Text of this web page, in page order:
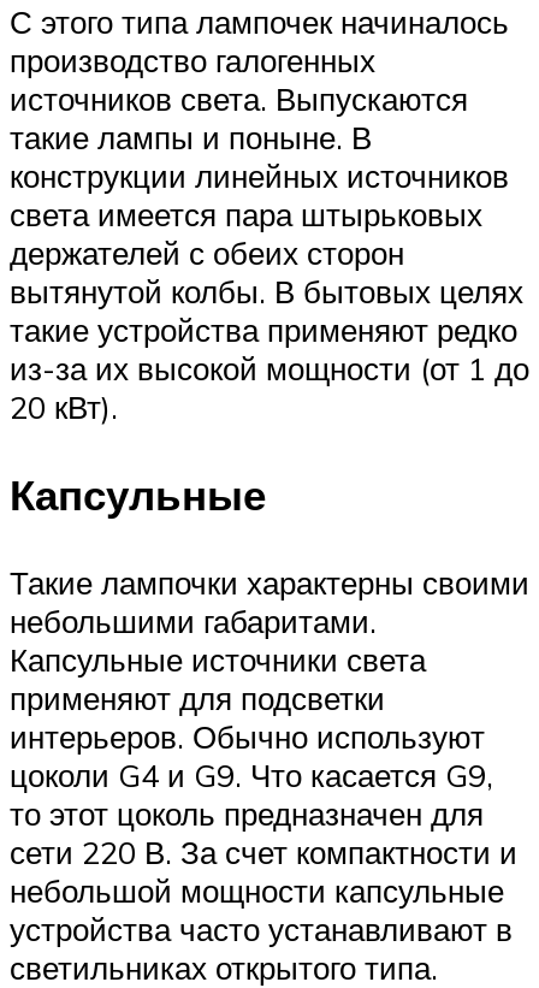
С этого типа лампочек начиналось
производство галогенных
источников света. Выпускаются
такие лампы и поныне. В
конструкции линейных источников
света имеется пара штырьковых
держателей с обеих сторон
вытянутой колбы. В бытовых целях
такие устройства применяют редко
из-за их высокой мощности (от 1 до
20 кВт).
Капсульные
Такие лампочки характерны своими
небольшими габаритами.
Капсульные источники света
применяют для подсветки
интерьеров. Обычно используют
цоколи G4 и G9. Что касается G9,
то этот цоколь предназначен для
сети 220 В. За счет компактности и
небольшой мощности капсульные
устройства часто устанавливают в
светильниках открытого типа.